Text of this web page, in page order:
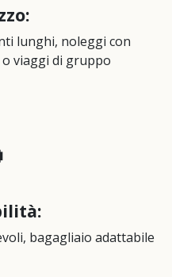
lunghi, noleggi con
viaggi di gruppo
:
bagagliaio adattabile